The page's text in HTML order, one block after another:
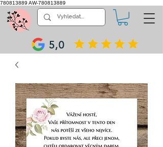
780813889 AW-780813889
5,0